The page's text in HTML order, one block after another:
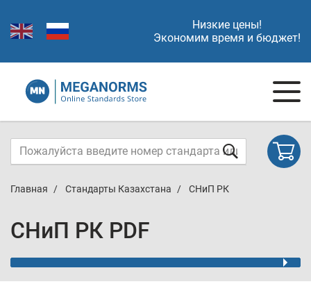
Низкие цены!
Экономим время и бюджет!
Главная Стандарты Казахстана СНиП РК
СНиП РК PDF